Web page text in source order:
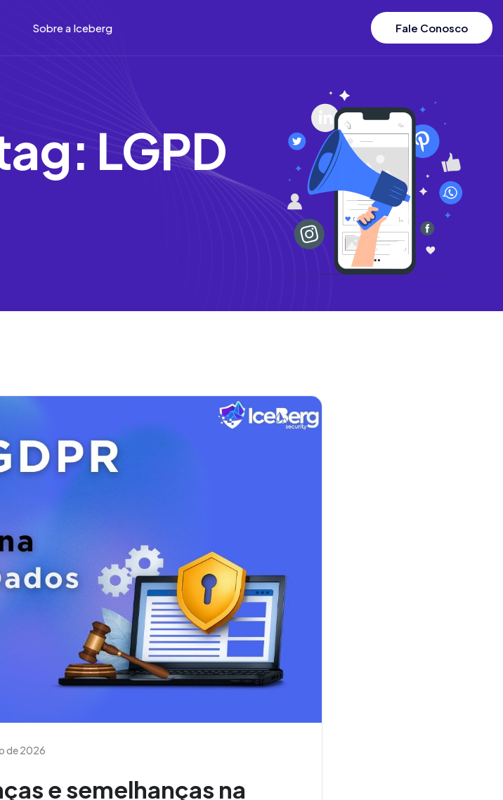
Sobre a Iceberg Fale Conosco
ag: LGPD
de 2026
e semelhanças na